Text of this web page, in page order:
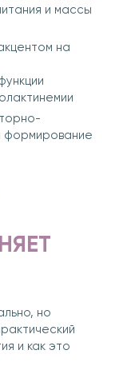
и массы
на
формирование
но
и как это